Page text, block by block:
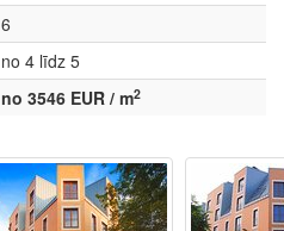
6
no 4 līdz 5
no 3546 EUR / m2